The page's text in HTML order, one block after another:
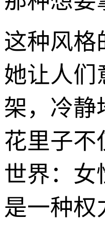
这种风格
她让人们
架，冷静
花里子不
世界：女
是一种权